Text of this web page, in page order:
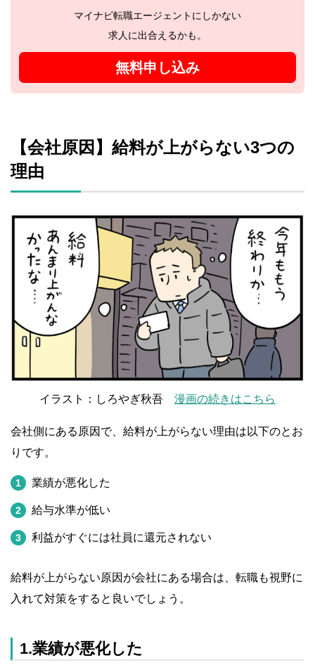
マイナビ転職エージェントにしかない
求人に出合えるかも。
無料申し込み
【会社原因】給料が上がらない3つの
理由
イラスト：しろやぎ秋吾 漫画の続きはこちら
会社側にある原因で、給料が上がらない理由は以下のとお
りです。
業績が悪化した
給与水準が低い
利益がすぐには社員に還元されない
給料が上がらない原因が会社にある場合は、転職も視野に
入れて対策をすると良いでしょう。
1.業績が悪化した